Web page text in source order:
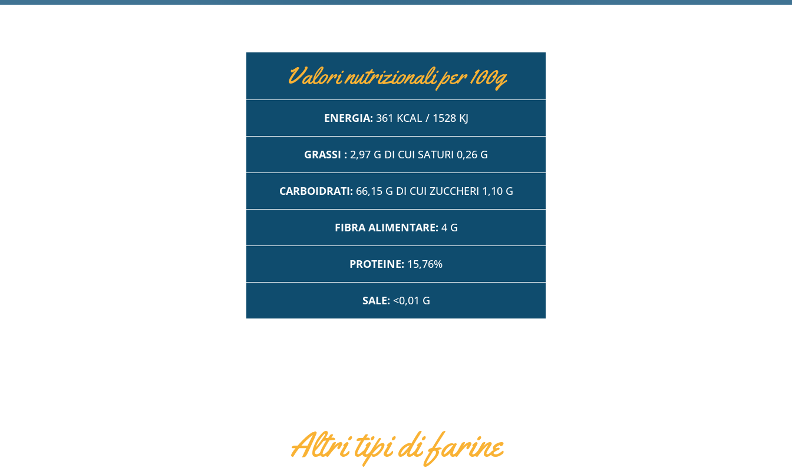
Valori nutrizionali per 100g
ENERGIA: 361 KCAL / 1528 KJ
GRASSI : 2,97 G DI CUI SATURI 0,26 G
CARBOIDRATI: 66,15 G DI CUI ZUCCHERI 1,10 G
FIBRA ALIMENTARE: 4 G
PROTEINE: 15,76%
SALE: <0,01 G
Altri tipi di farine